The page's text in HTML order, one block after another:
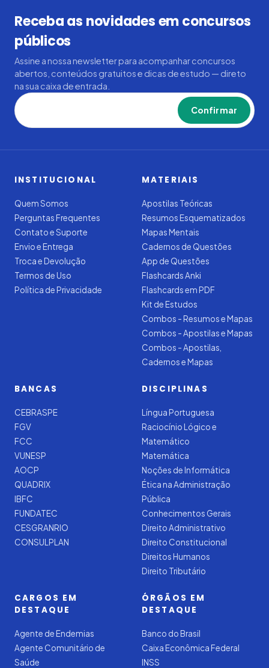
Receba as novidades em concursos
públicos
Assine a nossa newsletter para acompanhar concursos
abertos, conteúdos gratuitos e dicas de estudo — direto
na sua caixa de entrada.
Confirmar
INSTITUCIONAL
Quem Somos
Perguntas Frequentes
Contato e Suporte
Envio e Entrega
Troca e Devolução
Termos de Uso
Política de Privacidade
MATERIAIS
Apostilas Teóricas
Resumos Esquematizados
Mapas Mentais
Cadernos de Questões
App de Questões
Flashcards Anki
Flashcards em PDF
Kit de Estudos
Combos - Resumos e Mapas
Combos - Apostilas e Mapas
Combos - Apostilas,
Cadernos e Mapas
BANCAS
CEBRASPE
FGV
FCC
VUNESP
AOCP
QUADRIX
IBFC
FUNDATEC
CESGRANRIO
CONSULPLAN
DISCIPLINAS
Língua Portuguesa
Raciocínio Lógico e
Matemático
Matemática
Noções de Informática
Ética na Administração
Pública
Conhecimentos Gerais
Direito Administrativo
Direito Constitucional
Direitos Humanos
Direito Tributário
CARGOS EM
DESTAQUE
Agente de Endemias
Agente Comunitário de
Saúde
ÓRGÃOS EM
DESTAQUE
Banco do Brasil
Caixa Econômica Federal
INSS